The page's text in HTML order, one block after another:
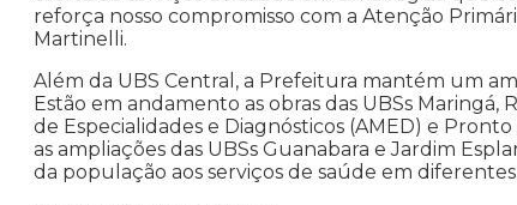
reforça nosso compromisso com a Atenção
Martinelli.
Além da UBS Central, a Prefeitura mantém um
Estão em andamento as obras das UBSs
de Especialidades e Diagnósticos (AMED) e
as ampliações das UBSs Guanabara e Jardim
da população aos serviços de saúde em